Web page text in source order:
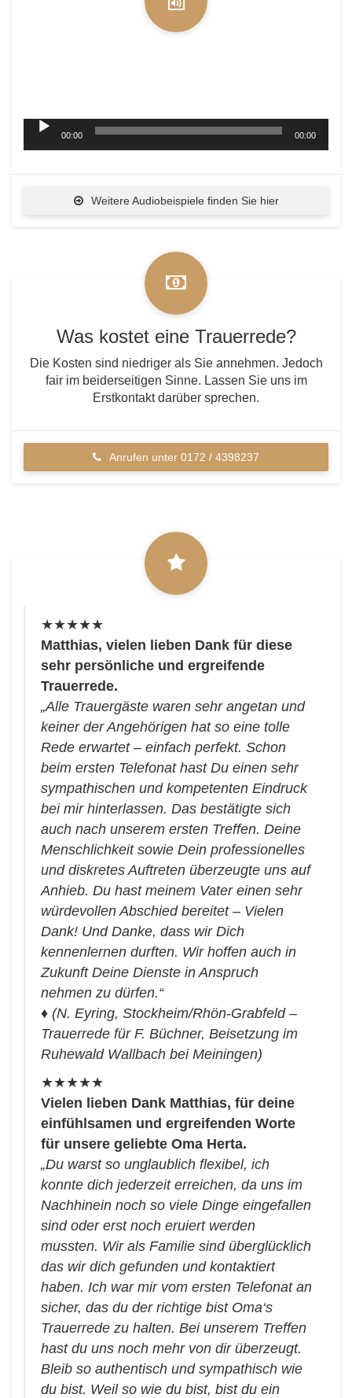
Audio-
00:00 00:00
Weitere Audiobeispiele finden Sie hier
Was kostet eine Trauerrede?
Die Kosten sind niedriger als Sie annehmen. Jedoch
fair im beiderseitigen Sinne. Lassen Sie uns im
Erstkontakt darüber sprechen.
Anrufen unter 0172 / 4398237
★★★★★
Matthias, vielen lieben Dank für diese
sehr persönliche und ergreifende
Trauerrede.
„Alle Trauergäste waren sehr angetan und
keiner der Angehörigen hat so eine tolle
Rede erwartet – einfach perfekt. Schon
beim ersten Telefonat hast Du einen sehr
sympathischen und kompetenten Eindruck
bei mir hinterlassen. Das bestätigte sich
auch nach unserem ersten Treffen. Deine
Menschlichkeit sowie Dein professionelles
und diskretes Auftreten überzeugte uns auf
Anhieb. Du hast meinem Vater einen sehr
würdevollen Abschied bereitet – Vielen
Dank! Und Danke, dass wir Dich
kennenlernen durften. Wir hoffen auch in
Zukunft Deine Dienste in Anspruch
nehmen zu dürfen.“
♦ (N. Eyring, Stockheim/Rhön-Grabfeld –
Trauerrede für F. Büchner, Beisetzung im
Ruhewald Wallbach bei Meiningen)
★★★★★
Vielen lieben Dank Matthias, für deine
einfühlsamen und ergreifenden Worte
für unsere geliebte Oma Herta.
„Du warst so unglaublich flexibel, ich
konnte dich jederzeit erreichen, da uns im
Nachhinein noch so viele Dinge eingefallen
sind oder erst noch eruiert werden
mussten. Wir als Familie sind überglücklich
das wir dich gefunden und kontaktiert
haben. Ich war mir vom ersten Telefonat an
sicher, das du der richtige bist Oma‘s
Trauerrede zu halten. Bei unserem Treffen
hast du uns noch mehr von dir überzeugt.
Bleib so authentisch und sympathisch wie
du bist. Weil so wie du bist, bist du ein